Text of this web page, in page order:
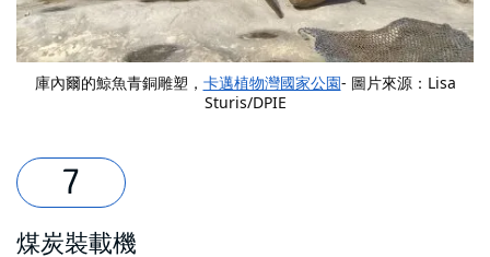
庫內爾的鯨魚青銅雕塑， 卡邁植物灣國家公園- 圖片來源：Lisa
Sturis/DPIE
煤炭裝載機